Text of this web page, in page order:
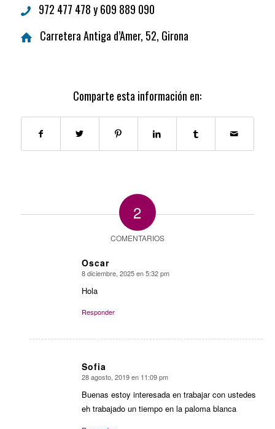
972 477 478 y 609 889 090
Carretera Antiga d’Amer, 52, Girona
Comparte esta información en:
2
COMENTARIOS
Oscar
Dice:
8 diciembre, 2025 en 5:32 pm
Hola
Responder
Sofia
Dice:
28 agosto, 2019 en 11:09 pm
Buenas estoy interesada en trabajar con ustedes
eh trabajado un tiempo en la paloma blanca